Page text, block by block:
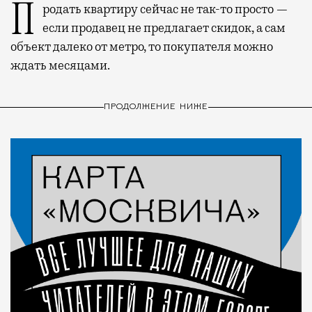
Продать квартиру сейчас не так-то просто — если продавец не предлагает скидок, а сам
объект далеко от метро, то покупателя можно
ждать месяцами.
ПРОДОЛЖЕНИЕ НИЖЕ